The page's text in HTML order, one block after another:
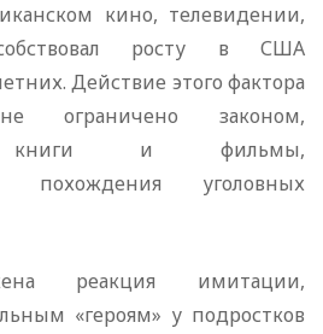
кино, телевидении,
росту в США
Действие этого фактора
ограничено законом,
книги и фильмы,
похождения уголовных
реакция имитации,
«героям» у подростков